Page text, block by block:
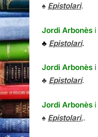
♠ Epistolari.
Jordi Arbonès i
♣ Epistolari.
Jordi Arbonès i
♣ Epistolari.
Jordi Arbonès i
♠ Epistolari,.